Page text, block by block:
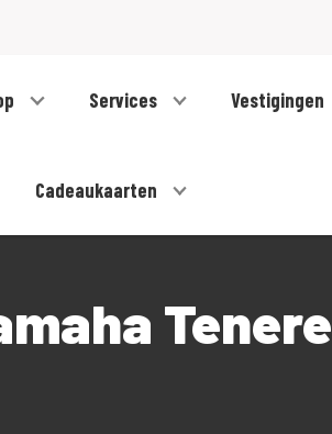
Services Vestigingen
Cadeaukaarten
Tenere